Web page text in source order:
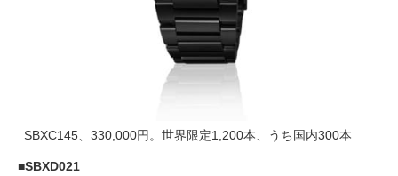
SBXC145、330,000円。世界限定1,200本、うち国内300本
SBXD021